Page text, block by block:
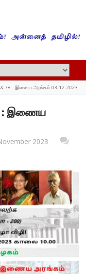
78 : இணைய அரங்கம்-03.12.2023
: இணைய
2023